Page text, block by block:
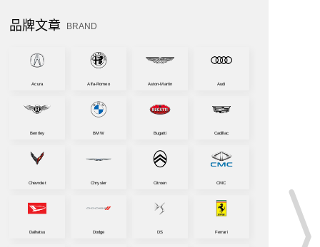
品牌文章 BRAND
Acura Alfa-Romeo Aston-Martin Audi
Bentley BMW Bugatti Cadillac
Chevrolet Chrysler Citroen CMC
Daihatsu Dodge DS Ferrari